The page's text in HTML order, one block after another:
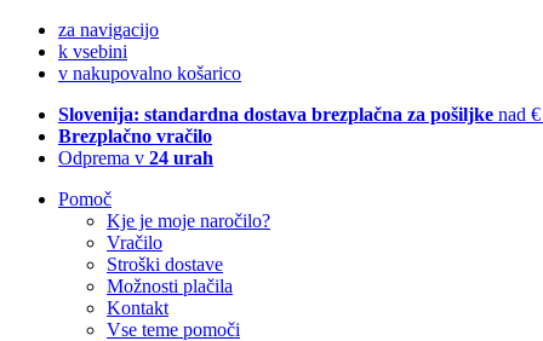
za navigacijo
k vsebini
v nakupovalno košarico
Slovenija: standardna dostava brezplačna za pošiljke nad
Brezplačno vračilo
Odprema v 24 urah
Pomoč
Kje je moje naročilo?
Vračilo
Stroški dostave
Možnosti plačila
Kontakt
Vse teme pomoči